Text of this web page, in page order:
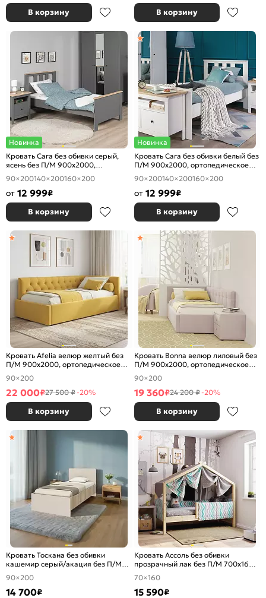
В корзину В корзину
Новинка
Кровать Сага без обивки серый,
ясень без П/М 900x2000,
ортопедическое основание,
изголовье жесткое
90×200140×200160×200
от 12 999₽
В корзину
Новинка
Кровать Сага без обивки белый без
П/М 900x2000, ортопедическое
основание, изголовье жесткое
90×200140×200160×200
от 12 999₽
В корзину
Кровать Afelia велюр желтый без
П/М 900x2000, ортопедическое
основание, изголовье мягкое
90×200
22 000₽27 500 ₽-20%
В корзину
Кровать Bonna велюр лиловый без
П/М 900x2000, ортопедическое
основание, изголовье мягкое
90×200
19 360₽24 200 ₽-20%
В корзину
Кровать Тоскана без обивки
кашемир серый/акация без П/М
900x2000, изголовье жесткое
90×200
14 700₽
Кровать Ассоль без обивки
прозрачный лак без П/М 700x1600,
ортопедическое основание,
изголовье жесткое
70×160
15 590₽